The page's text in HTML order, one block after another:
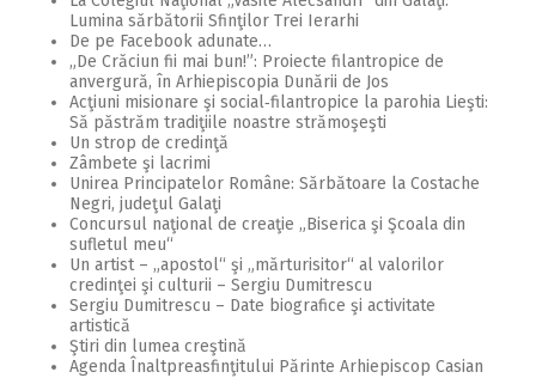
Lumina sărbătorii Sfinţilor Trei Ierarhi
De pe Facebook adunate…
„De Crăciun fii mai bun!”: Proiecte filantropice de
anvergură, în Arhiepiscopia Dunării de Jos
Acţiuni misionare şi social‑filantropice la parohia Lieşti:
Să păstrăm tradiţiile noastre strămoşeşti
Un strop de credinţă
Zâmbete şi lacrimi
Unirea Principatelor Române: Sărbătoare la Costache
Negri, judeţul Galaţi
Concursul naţional de creaţie „Biserica şi Şcoala din
sufletul meu“
Un artist – „apostol“ şi „mărturisitor“ al valorilor
credinţei şi culturii – Sergiu Dumitrescu
Sergiu Dumitrescu – Date biografice şi activitate
artistică
Ştiri din lumea creştină
Agenda Înaltpreasfinţitului Părinte Arhiepiscop Casian